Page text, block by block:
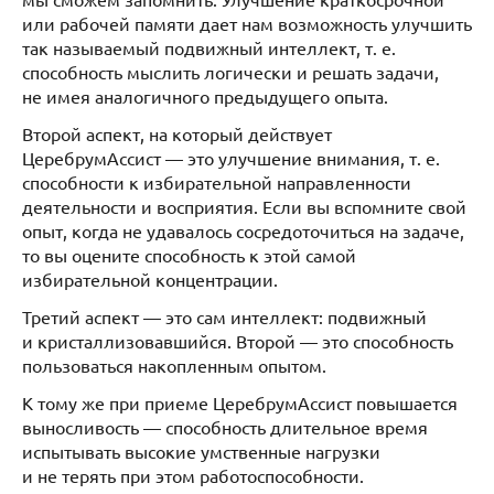
или рабочей памяти дает нам возможность улучшить
так называемый подвижный интеллект, т. е.
способность мыслить логически и решать задачи,
не имея аналогичного предыдущего опыта.
Второй аспект, на который действует
ЦеребрумАссист — это улучшение внимания, т. е.
способности к избирательной направленности
деятельности и восприятия. Если вы вспомните свой
опыт, когда не удавалось сосредоточиться на задаче,
то вы оцените способность к этой самой
избирательной концентрации.
Третий аспект — это сам интеллект: подвижный
и кристаллизовавшийся. Второй — это способность
пользоваться накопленным опытом.
К тому же при приеме ЦеребрумАссист повышается
выносливость — способность длительное время
испытывать высокие умственные нагрузки
и не терять при этом работоспособности.